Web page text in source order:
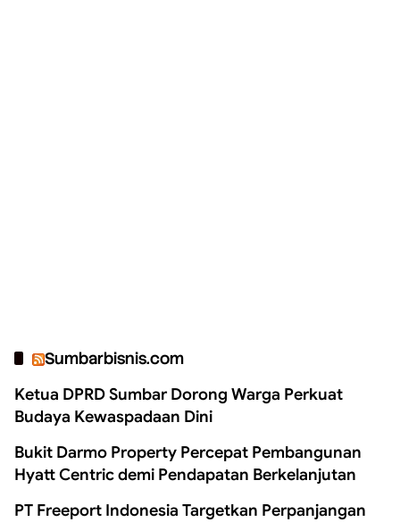
Sumbarbisnis.com
Ketua DPRD Sumbar Dorong Warga Perkuat
Budaya Kewaspadaan Dini
Bukit Darmo Property Percepat Pembangunan
Hyatt Centric demi Pendapatan Berkelanjutan
PT Freeport Indonesia Targetkan Perpanjangan